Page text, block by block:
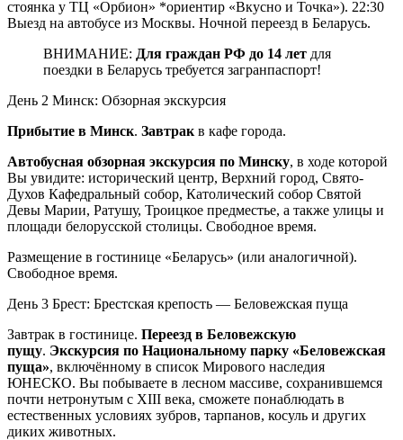
стоянка у ТЦ «Орбион» *ориентир «Вкусно и Точка»). 22:30
Выезд на автобусе из Москвы. Ночной переезд в Беларусь.
ВНИМАНИЕ: Для граждан РФ до 14 лет для
поездки в Беларусь требуется загранпаспорт!
День 2 Минск: Обзорная экскурсия
Прибытие в Минск. Завтрак в кафе города.
Автобусная обзорная экскурсия по Минску, в ходе которой
Вы увидите: исторический центр, Верхний город, Свято-
Духов Кафедральный собор, Католический собор Святой
Девы Марии, Ратушу, Троицкое предместье, а также улицы и
площади белорусской столицы. Свободное время.
Размещение в гостинице «Беларусь» (или аналогичной).
Свободное время.
День 3 Брест: Брестская крепость — Беловежская пуща
Завтрак в гостинице. Переезд в Беловежскую
пущу. Экскурсия по Национальному парку «Беловежская
пуща», включённому в список Мирового наследия
ЮНЕСКО. Вы побываете в лесном массиве, сохранившемся
почти нетронутым с XIII века, сможете понаблюдать в
естественных условиях зубров, тарпанов, косуль и других
диких животных.